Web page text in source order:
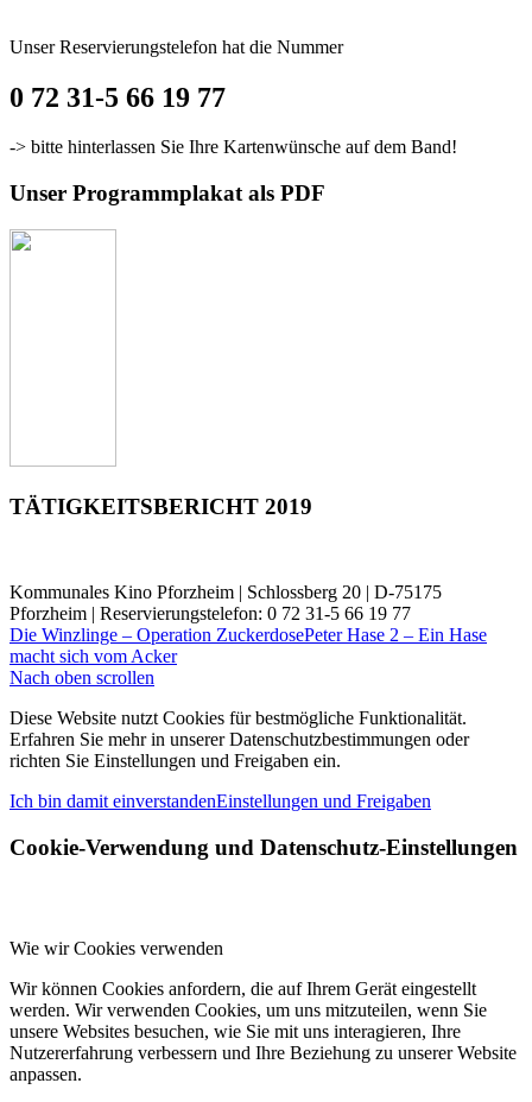
Unser Reservierungstelefon hat die Nummer
0 72 31-5 66 19 77
-> bitte hinterlassen Sie Ihre Kartenwünsche auf dem Band!
Unser Programmplakat als PDF
TÄTIGKEITSBERICHT 2019
Kommunales Kino Pforzheim | Schlossberg 20 | D-75175
Pforzheim | Reservierungstelefon: 0 72 31-5 66 19 77
Die Winzlinge – Operation ZuckerdosePeter Hase 2 – Ein Hase
macht sich vom Acker
Nach oben scrollen
Diese Website nutzt Cookies für bestmögliche Funktionalität.
Erfahren Sie mehr in unserer Datenschutzbestimmungen oder
richten Sie Einstellungen und Freigaben ein.
Ich bin damit einverstandenEinstellungen und Freigaben
Cookie-Verwendung und Datenschutz-Einstellungen
Wie wir Cookies verwenden
Wir können Cookies anfordern, die auf Ihrem Gerät eingestellt
werden. Wir verwenden Cookies, um uns mitzuteilen, wenn Sie
unsere Websites besuchen, wie Sie mit uns interagieren, Ihre
Nutzererfahrung verbessern und Ihre Beziehung zu unserer Website
anpassen.